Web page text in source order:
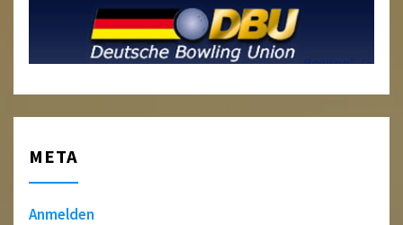
META
Anmelden